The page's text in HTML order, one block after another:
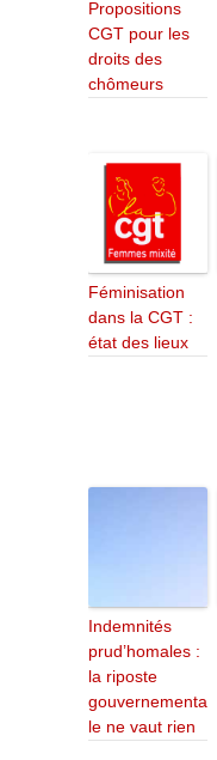
Propositions
CGT pour les
droits des
chômeurs
Féminisation
dans la CGT :
état des lieux
Indemnités
prud’homales :
la riposte
gouvernementa
le ne vaut rien